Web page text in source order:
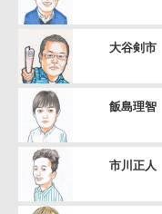
大谷剣市
飯島理智
市川正人